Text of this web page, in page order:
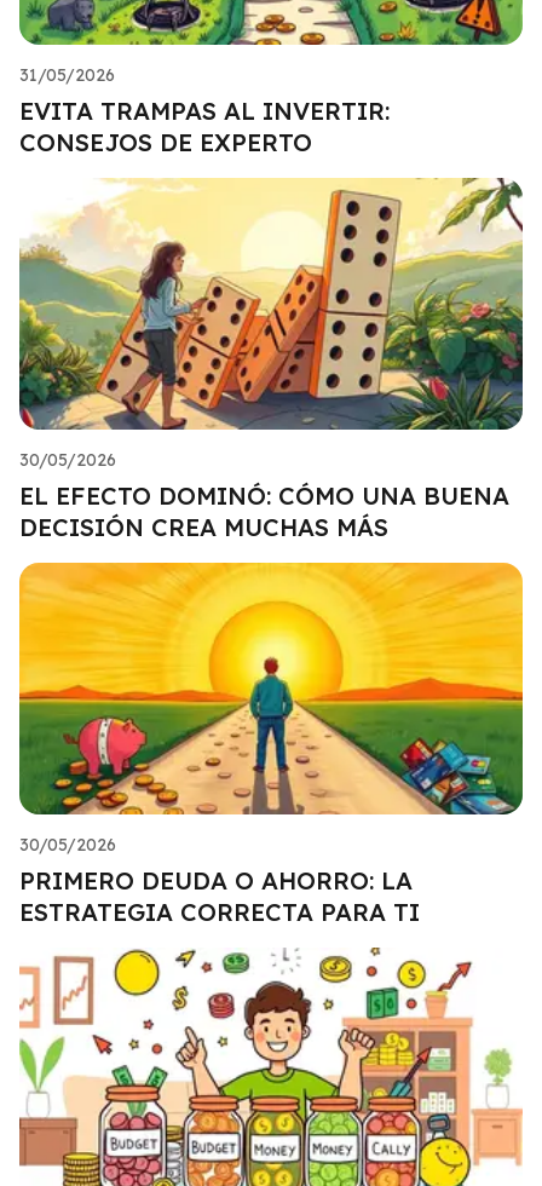
31/05/2026
EVITA TRAMPAS AL INVERTIR:
CONSEJOS DE EXPERTO
30/05/2026
EL EFECTO DOMINÓ: CÓMO UNA BUENA
DECISIÓN CREA MUCHAS MÁS
30/05/2026
PRIMERO DEUDA O AHORRO: LA
ESTRATEGIA CORRECTA PARA TI